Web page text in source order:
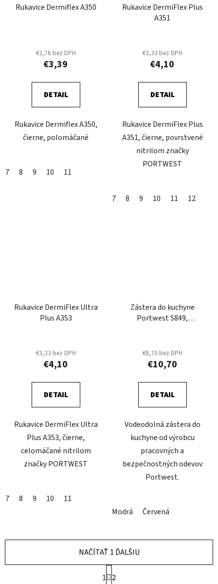
Rukavice Dermiflex A350
€2,76 bez DPH
€3,39
DETAIL
Rukavice Dermiflex A350,
čierne, polomáčané
7 8 9 10 11
Rukavice DermiFlex Plus
A351
€3,33 bez DPH
€4,10
DETAIL
Rukavice DermiFlex Plus
A351, čierne, povrstvené
nitrilom značky
PORTWEST
7 8 9 10 11 12
Rukavice DermiFlex Ultra
Plus A353
€3,33 bez DPH
€4,10
DETAIL
Rukavice DermiFlex Ultra
Plus A353, čierne,
celomáčané nitrilom
značky PORTWEST
7 8 9 10 11
Zástera do kuchyne
Portwest S849,
€8,70 bez DPH
€10,70
DETAIL
Vodeodolná zástera do
kuchyne od výrobcu
pracovných a
bezpečnostných odevov
Portwest.
Modrá Červená
NAČÍTAŤ 1 ĎALŠIU
S
t
1
2